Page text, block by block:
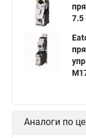
7.5
Аналоги по